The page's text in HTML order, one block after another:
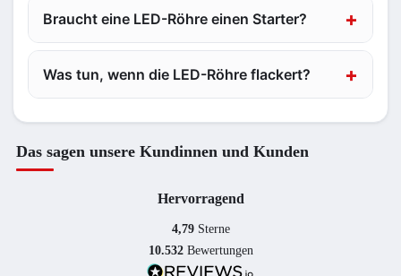
Braucht eine LED-Röhre einen Starter?
Was tun, wenn die LED-Röhre flackert?
Das sagen unsere Kundinnen und Kunden
Hervorragend
4,79 Sterne
10.532 Bewertungen